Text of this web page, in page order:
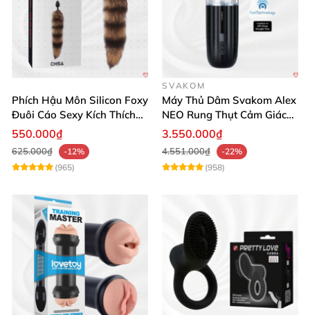
Phích Hậu Môn Silicon Foxy
Đuôi Cáo Sexy Kích Thích
Đỉnh Cao
550.000₫
625.000₫
-12%
(965)
SVAKOM
Máy Thủ Dâm Svakom Alex
NEO Rung Thụt Cảm Giác
Thật, App Điều Khiển
3.550.000₫
4.551.000₫
-22%
(958)